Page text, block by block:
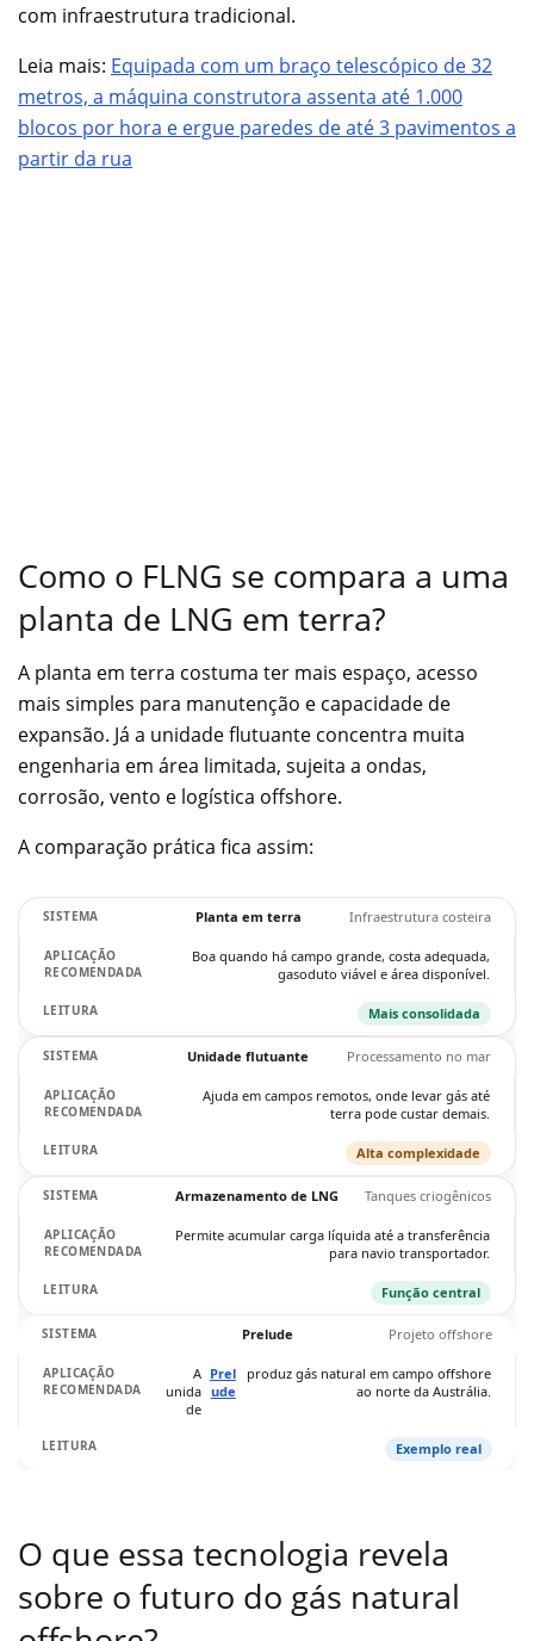
com infraestrutura tradicional.
Leia mais: Equipada com um braço telescópico de 32
metros, a máquina construtora assenta até 1.000
blocos por hora e ergue paredes de até 3 pavimentos a
partir da rua
Como o FLNG se compara a uma
planta de LNG em terra?
A planta em terra costuma ter mais espaço, acesso
mais simples para manutenção e capacidade de
expansão. Já a unidade flutuante concentra muita
engenharia em área limitada, sujeita a ondas,
corrosão, vento e logística offshore.
A comparação prática fica assim:
Planta em terra Infraestrutura costeira
Boa quando há campo grande, costa adequada,
gasoduto viável e área disponível.
Mais consolidada
Unidade flutuante Processamento no mar
Ajuda em campos remotos, onde levar gás até
terra pode custar demais.
Alta complexidade
Armazenamento de LNG Tanques criogênicos
Permite acumular carga líquida até a transferência
para navio transportador.
Função central
Prelude Projeto offshore
A
unida
de
Prel
ude
produz gás natural em campo offshore
ao norte da Austrália.
Exemplo real
O que essa tecnologia revela
sobre o futuro do gás natural